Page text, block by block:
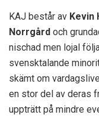
KAJ består av Kevin
Norrgård och
nischad men lojal
svensktalande
skämt om
en stor del av deras
uppträtt på mindre